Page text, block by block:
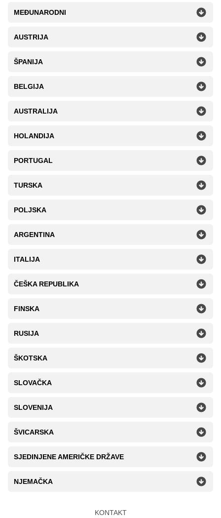
MEĐUNARODNI
AUSTRIJA
ŠPANIJA
BELGIJA
AUSTRALIJA
HOLANDIJA
PORTUGAL
TURSKA
POLJSKA
ARGENTINA
ITALIJA
ČEŠKA REPUBLIKA
FINSKA
RUSIJA
ŠKOTSKA
SLOVAČKA
SLOVENIJA
ŠVICARSKA
SJEDINJENE AMERIČKE DRŽAVE
NJEMAČKA
KONTAKT